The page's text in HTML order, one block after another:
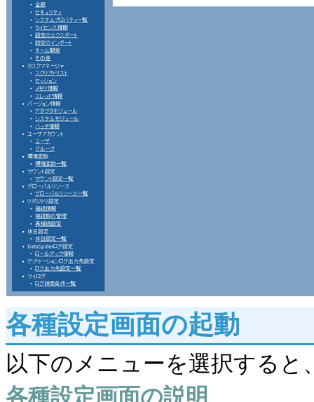
各種設定画面の起動
以下のメニューを選択する
各種設定画面の説明